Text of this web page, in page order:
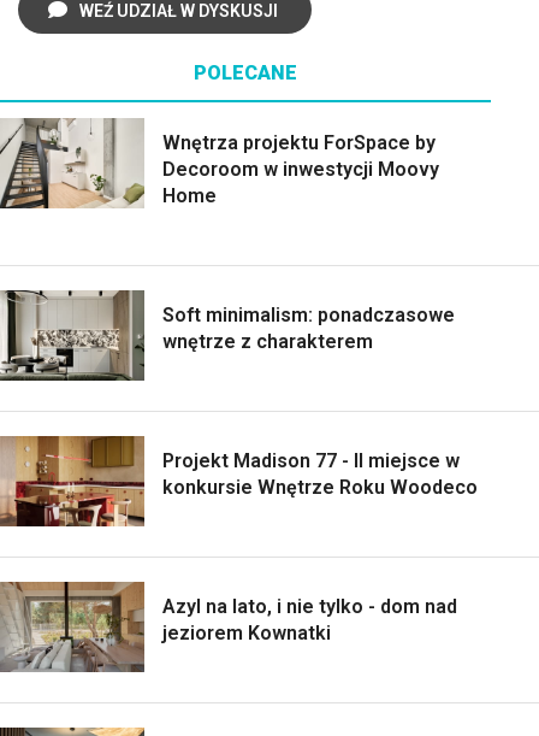
WEŹ UDZIAŁ W DYSKUSJI
POLECANE
Wnętrza projektu ForSpace by
Decoroom w inwestycji Moovy
Home
Soft minimalism: ponadczasowe
wnętrze z charakterem
Projekt Madison 77 - II miejsce w
konkursie Wnętrze Roku Woodeco
Azyl na lato, i nie tylko - dom nad
jeziorem Kownatki